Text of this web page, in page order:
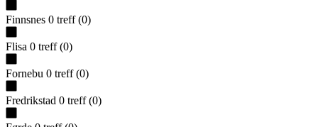
Finnsnes 0 treff (0)
Flisa 0 treff (0)
Fornebu 0 treff (0)
Fredrikstad 0 treff (0)